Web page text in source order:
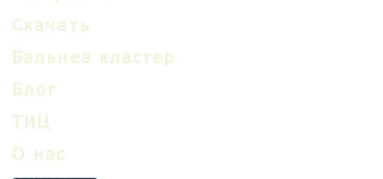
Cкачать
Бальнеa кластер
Блог
ТИЦ
О нас